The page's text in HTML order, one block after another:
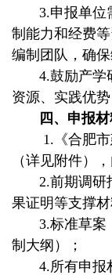
3.申报单位需
制能力和经费
编制团队，确保
4.鼓励产学研
资源、实践优
四、申报
1.《合肥市建
（详见附件）
2.前期调研报
果证明等支撑材
3.标准草案（
制大纲）；
4.所有申报材